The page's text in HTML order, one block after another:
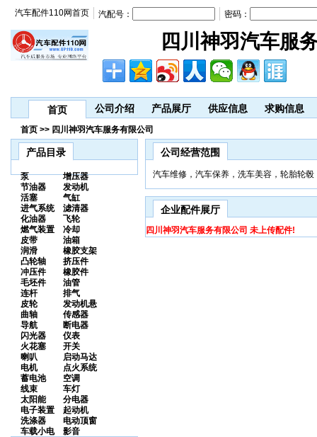
四川神羽汽车服
汽车配件110网首页 汽配号： 密码：
首页 公司介绍 产品展厅 供应信息 求购信息
首页 >> 四川神羽汽车服务有限公司
产品目录
泵
增压器
节油器
发动机
活塞
气缸
进气系统
滤清器
化油器
飞轮
燃气装置
冷却
皮带
油箱
润滑
橡胶支架
凸轮轴
挤压件
冲压件
橡胶件
毛坯件
油管
连杆
排气
皮轮
发动机悬
曲轴
传感器
导航
断电器
闪光器
仪表
火花塞
开关
喇叭
启动马达
电机
点火系统
蓄电池
空调
线束
车灯
太阳能
分电器
电子装置
起动机
洗涤器
电动顶窗
车载小电
影音
公司经营范围
汽车维修，汽车保养，洗车美容，轮胎轮毂
企业配件展厅
四川神羽汽车服务有限公司 未上传配件!